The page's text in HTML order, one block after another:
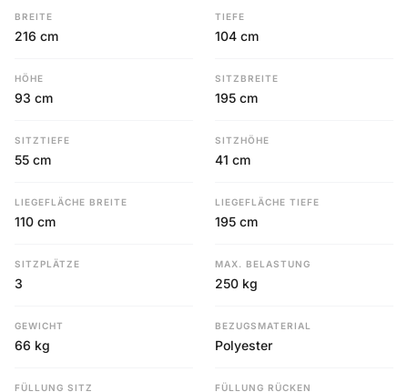
BREITE
216 cm
TIEFE
104 cm
HÖHE
93 cm
SITZBREITE
195 cm
SITZTIEFE
55 cm
SITZHÖHE
41 cm
LIEGEFLÄCHE BREITE
110 cm
LIEGEFLÄCHE TIEFE
195 cm
SITZPLÄTZE
3
MAX. BELASTUNG
250 kg
GEWICHT
66 kg
BEZUGSMATERIAL
Polyester
FÜLLUNG SITZ FÜLLUNG RÜCKEN